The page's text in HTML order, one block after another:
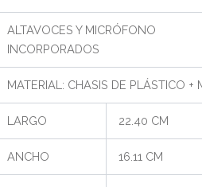
ALTAVOCES Y MICRÓFONO
INCORPORADOS
MATERIAL: CHASIS DE PLÁSTICO +
LARGO 22.40 CM
ANCHO 16.11 CM